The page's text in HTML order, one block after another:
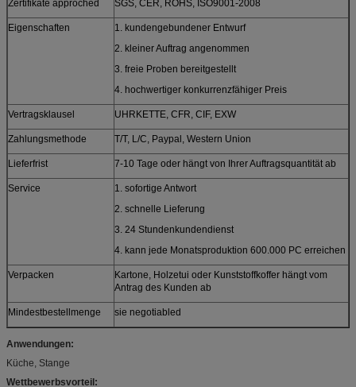
Zertifikate approched SGS, CER, ROHS, ISO9001-2008
Eigenschaften
1. kundengebundener Entwurf
2. kleiner Auftrag angenommen
3. freie Proben bereitgestellt
4. hochwertiger konkurrenzfähiger Preis
Vertragsklausel UHRKETTE, CFR, CIF, EXW
Zahlungsmethode T/T, L/C, Paypal, Western Union
Lieferfrist 7-10 Tage oder hängt von Ihrer Auftragsquantität ab
Service
1. sofortige Antwort
2. schnelle Lieferung
3. 24 Stundenkundendienst
4. kann jede Monatsproduktion 600.000 PC erreichen
Verpacken
Kartone, Holzetui oder Kunststoffkoffer hängt vom
Antrag des Kunden ab
Mindestbestellmenge sie negotiabled
Anwendungen:
Küche, Stange
Wettbewerbsvorteil: